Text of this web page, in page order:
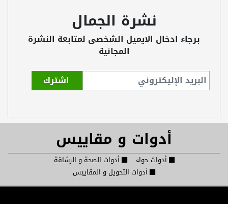
نشرة الجمال
برجاء ادخال الايميل الشخصى لمتابعة النشرة
المجانية
أدوات و مقاييس
أدوات حواء
أدوات الصحة و الرشاقة
أدوات التحويل و المقاييس